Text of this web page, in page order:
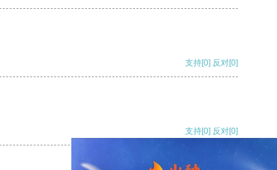
支持[0] 反对[0]
支持[0] 反对[0]